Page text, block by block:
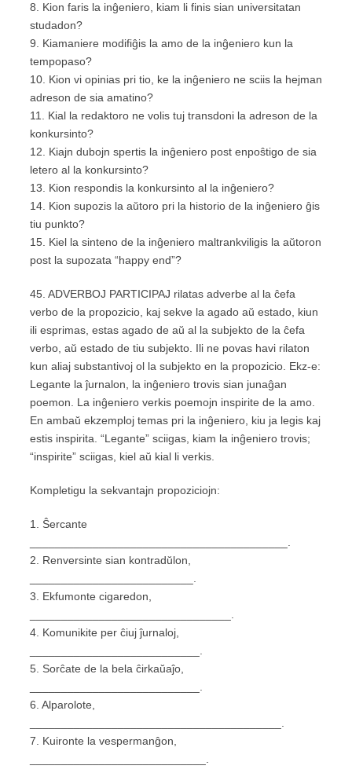
8. Kion faris la inĝeniero, kiam li finis sian universitatan
studadon?
9. Kiamaniere modifiĝis la amo de la inĝeniero kun la
tempopaso?
10. Kion vi opinias pri tio, ke la inĝeniero ne sciis la hejman
adreson de sia amatino?
11. Kial la redaktoro ne volis tuj transdoni la adreson de la
konkursinto?
12. Kiajn dubojn spertis la inĝeniero post enpoŝtigo de sia
letero al la konkursinto?
13. Kion respondis la konkursinto al la inĝeniero?
14. Kion supozis la aŭtoro pri la historio de la inĝeniero ĝis
tiu punkto?
15. Kiel la sinteno de la inĝeniero maltrankviligis la aŭtoron
post la supozata “happy end”?
45. ADVERBOJ PARTICIPAJ rilatas adverbe al la ĉefa
verbo de la propozicio, kaj sekve la agado aŭ estado, kiun
ili esprimas, estas agado de aŭ al la subjekto de la ĉefa
verbo, aŭ estado de tiu subjekto. Ili ne povas havi rilaton
kun aliaj substantivoj ol la subjekto en la propozicio. Ekz-e:
Legante la ĵurnalon, la inĝeniero trovis sian junaĝan
poemon. La inĝeniero verkis poemojn inspirite de la amo.
En ambaŭ ekzemploj temas pri la inĝeniero, kiu ja legis kaj
estis inspirita. “Legante” sciigas, kiam la inĝeniero trovis;
“inspirite” sciigas, kiel aŭ kial li verkis.
Kompletigu la sekvantajn propoziciojn:
1. Ŝercante
2. Renversinte sian kontradŭlon,
3. Ekfumonte cigaredon,
4. Komunikite per ĉiuj ĵurnaloj,
5. Sorĉate de la bela ĉirkaŭaĵo,
6. Alparolote,
7. Kuironte la vespermanĝon,